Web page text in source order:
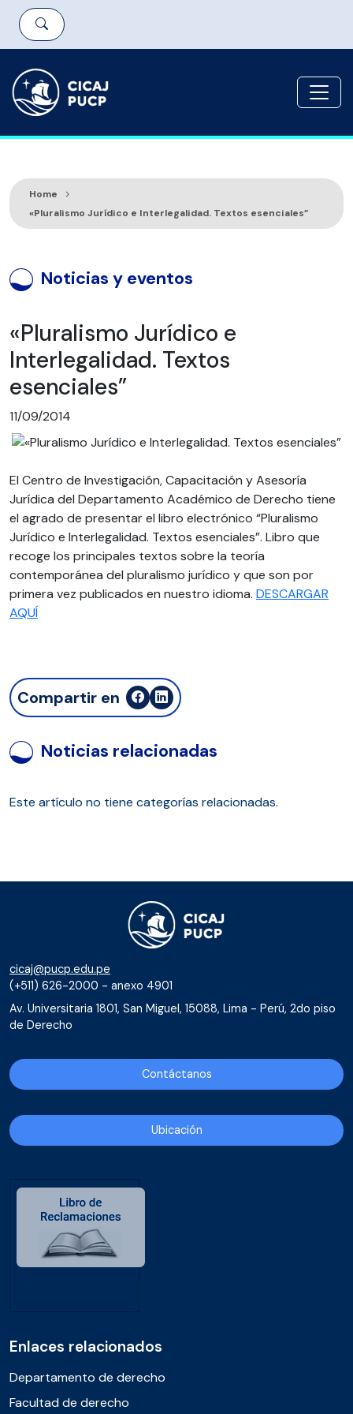
Home
«Pluralismo Jurídico e Interlegalidad. Textos esenciales”
Noticias y eventos
«Pluralismo Jurídico e
Interlegalidad. Textos
esenciales”
11/09/2014
El Centro de Investigación, Capacitación y Asesoría
Jurídica del Departamento Académico de Derecho tiene
el agrado de presentar el libro electrónico “Pluralismo
Jurídico e Interlegalidad. Textos esenciales”. Libro que
recoge los principales textos sobre la teoría
contemporánea del pluralismo jurídico y que son por
primera vez publicados en nuestro idioma. DESCARGAR
AQUÍ
Compartir en
Noticias relacionadas
Este artículo no tiene categorías relacionadas.
cicaj@pucp.edu.pe
(+511) 626-2000 - anexo 4901
Av. Universitaria 1801, San Miguel, 15088, Lima - Perú, 2do piso
de Derecho
Contáctanos
Ubicación
Enlaces relacionados
Departamento de derecho
Facultad de derecho